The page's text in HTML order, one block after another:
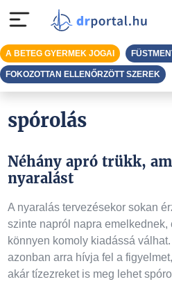
spórolás
Néhány apró trükk,
nyaralást
A nyaralás tervezésekor sokan
szinte napról napra
könnyen komoly kiadássá
azonban arra hívja fel a
akár tízezreket is meg lehet
A BETEG GYERMEK JOGAI
FOKOZOTTAN ELLENŐRZÖTT SZEREK